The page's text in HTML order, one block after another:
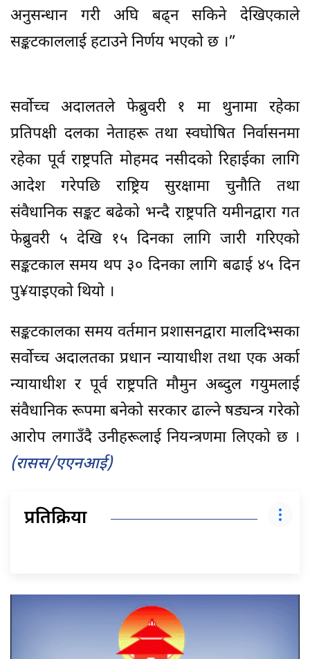
अनुसन्धान गरी अघि बढ्न सकिने देखिएकाले
सङ्कटकाललाई हटाउने निर्णय भएको छ ।”
सर्वोच्च अदालतले फेब्रुवरी १ मा थुनामा रहेका
प्रतिपक्षी दलका नेताहरू तथा स्वघोषित निर्वासनमा
रहेका पूर्व राष्ट्रपति मोहमद नसीदको रिहाईका लागि
आदेश गरेपछि राष्ट्रिय सुरक्षामा चुनौति तथा
संवैधानिक सङ्कट बढेको भन्दै राष्ट्रपति यमीनद्वारा गत
फेब्रुवरी ५ देखि १५ दिनका लागि जारी गरिएको
सङ्कटकाल समय थप ३० दिनका लागि बढाई ४५ दिन
पु¥याइएको थियो ।
सङ्कटकालका समय वर्तमान प्रशासनद्वारा मालदिभ्सका
सर्वोच्च अदालतका प्रधान न्यायाधीश तथा एक अर्का
न्यायाधीश र पूर्व राष्ट्रपति मौमुन अब्दुल गयुमलाई
संवैधानिक रूपमा बनेको सरकार ढाल्ने षड्यन्त्र गरेको
आरोप लगाउँदै उनीहरूलाई नियन्त्रणमा लिएको छ ।
(रासस/एएनआई)
प्रतिक्रिया